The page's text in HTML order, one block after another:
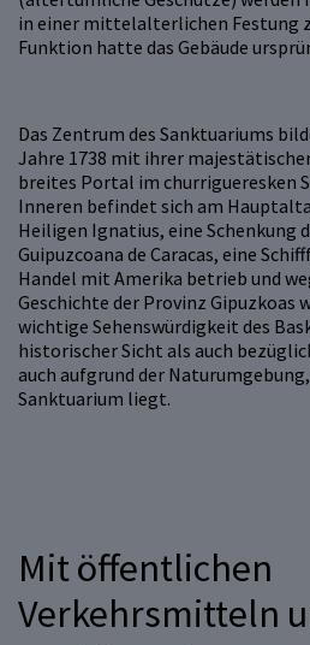
in einer mittelalterlichen Festung
Funktion hatte das Gebäude
Das Zentrum des Sanktuariums
Jahre 1738 mit ihrer
breites Portal im churrigueresken
Inneren befindet sich am
Heiligen Ignatius, eine Schenkung
Guipuzcoana de Caracas, eine
Handel mit Amerika betrieb und
Geschichte der Provinz Gipuzkoas
wichtige Sehenswürdigkeit des
historischer Sicht als auch
auch aufgrund der
Sanktuarium liegt.
Mit öffentlichen
Verkehrsmitteln